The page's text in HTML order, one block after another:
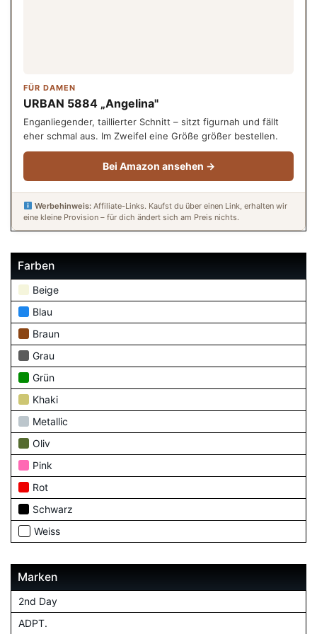
FÜR DAMEN
URBAN 5884 „Angelina"
Enganliegender, taillierter Schnitt – sitzt figurnah und fällt
eher schmal aus. Im Zweifel eine Größe größer bestellen.
Bei Amazon ansehen →
Werbehinweis:Affiliate-Links. Kaufst du über einen Link, erhalten wir
eine kleine Provision – für dich ändert sich am Preis nichts.
Farben
Beige
Blau
Braun
Grau
Grün
Khaki
Metallic
Oliv
Pink
Rot
Schwarz
Weiss
Marken
2nd Day
ADPT.